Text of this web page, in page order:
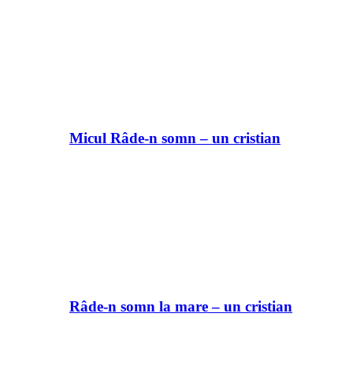
Micul Râde-n somn – un cristian
Râde-n somn la mare – un cristian